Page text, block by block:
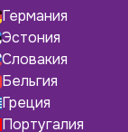
Германия
Эстония
Словакия
Бельгия
Греция
Португалия